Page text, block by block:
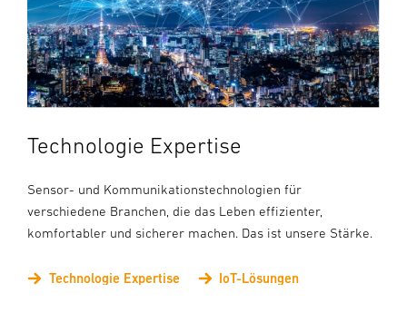
Technologie Expertise
Sensor- und Kommunikationstechnologien für
verschiedene Branchen, die das Leben effizienter,
komfortabler und sicherer machen. Das ist unsere Stärke.
Technologie Expertise IoT-Lösungen